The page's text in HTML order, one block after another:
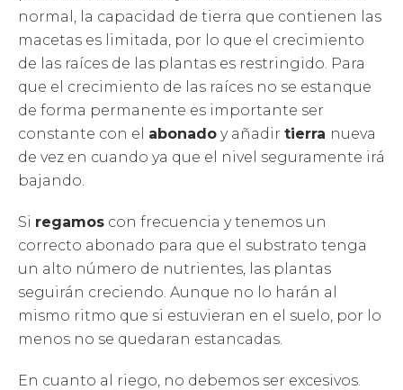
normal, la capacidad de tierra que contienen las
macetas es limitada, por lo que el crecimiento
de las raíces de las plantas es restringido. Para
que el crecimiento de las raíces no se estanque
de forma permanente es importante ser
constante con el abonado y añadir tierra nueva
de vez en cuando ya que el nivel seguramente irá
bajando.
Si regamos con frecuencia y tenemos un
correcto abonado para que el substrato tenga
un alto número de nutrientes, las plantas
seguirán creciendo. Aunque no lo harán al
mismo ritmo que si estuvieran en el suelo, por lo
menos no se quedaran estancadas.
En cuanto al riego, no debemos ser excesivos.